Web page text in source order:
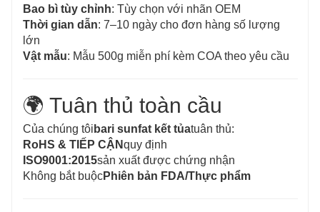
Bao bì tùy chỉnh: Tùy chọn với nhãn OEM
Thời gian dẫn: 7–10 ngày cho đơn hàng số lượng
lớn
Vật mẫu: Mẫu 500g miễn phí kèm COA theo yêu cầu
🌍 Tuân thủ toàn cầu
Của chúng tôi bari sunfat kết tủatuân thủ:
RoHS & TIẾP CẬNquy định
ISO9001:2015sản xuất được chứng nhận
Không bắt buộcPhiên bản FDA/Thực phẩm